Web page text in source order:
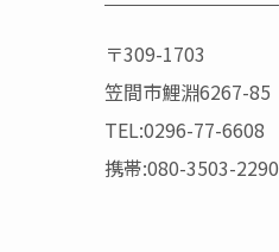
〒309-1703
笠間市鯉淵6267-85
TEL:0296-77-6608
携帯:080-3503-2290